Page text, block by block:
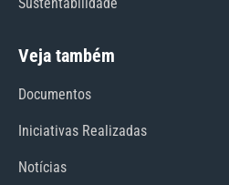
Sustentabilidade
Veja também
Documentos
Iniciativas Realizadas
Notícias